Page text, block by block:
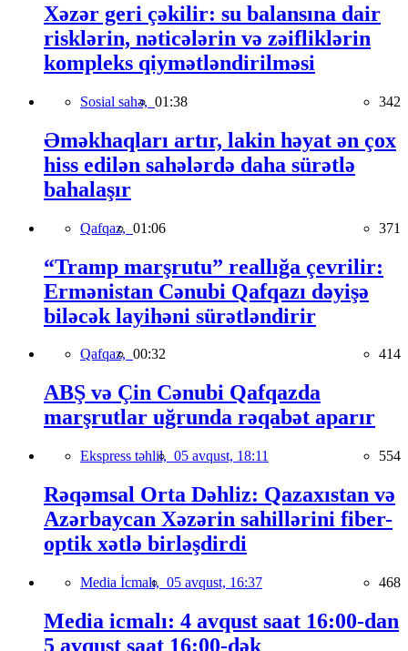
Xəzər geri çəkilir: su balansına dair
risklərin, nəticələrin və zəifliklərin
kompleks qiymətləndirilməsi
Sosial sahə, 01:38 342
Əməkhaqları artır, lakin həyat ən çox
hiss edilən sahələrdə daha sürətlə
bahalaşır
Qafqaz, 01:06 371
“Tramp marşrutu” reallığa çevrilir:
Ermənistan Cənubi Qafqazı dəyişə
biləcək layihəni sürətləndirir
Qafqaz, 00:32 414
ABŞ və Çin Cənubi Qafqazda
marşrutlar uğrunda rəqabət aparır
Ekspress təhlil, 05 avqust, 18:11 554
Rəqəmsal Orta Dəhliz: Qazaxıstan və
Azərbaycan Xəzərin sahillərini fiber-
optik xətlə birləşdirdi
Media İcmalı, 05 avqust, 16:37 468
Media icmalı: 4 avqust saat 16:00-dan
5 avqust saat 16:00-dək